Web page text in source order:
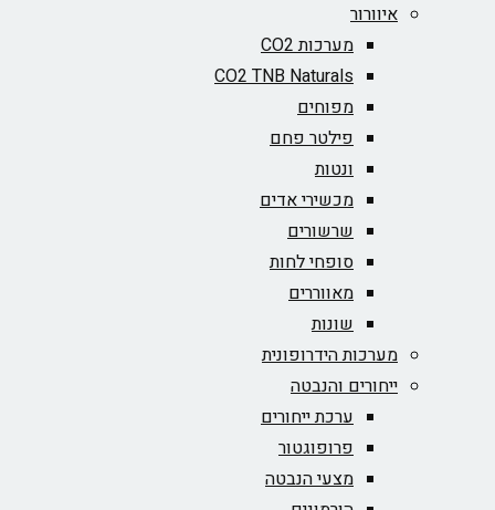
איוורור
מערכות CO2
CO2 TNB Naturals
מפוחים
פילטר פחם
ונטות
מכשירי אדים
שרשורים
סופחי לחות
מאווררים
שונות
מערכות הידרופונית
ייחורים והנבטה
ערכת ייחורים
פרופוגטור
מצעי הנבטה